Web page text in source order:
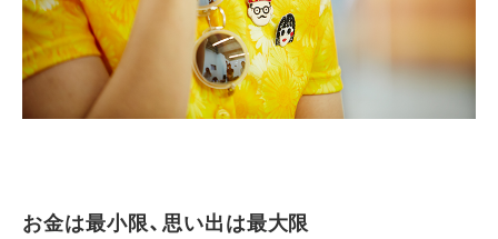
お金は最小限、思い出は最大限